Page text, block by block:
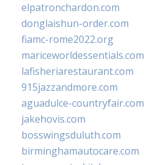
elpatronchardon.com
donglaishun-order.com
fiamc-rome2022.org
mariceworldessentials.com
lafisheriarestaurant.com
915jazzandmore.com
aguadulce-countryfair.com
jakehovis.com
bosswingsduluth.com
birminghamautocare.com